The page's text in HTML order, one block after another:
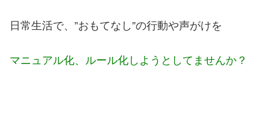
日常生活で、”おもてなし”の行動や声がけを
マニュアル化、ルール化しようとしてませんか？